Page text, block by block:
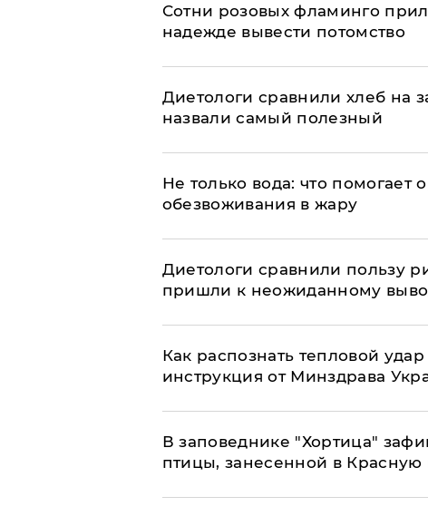
Сотни розовых фламинго
надежде вывести потомство
Диетологи сравнили хлеб на
назвали самый полезный
Не только вода: что помогает
обезвоживания в жару
Диетологи сравнили пользу
пришли к неожиданному
Как распознать тепловой
инструкция от Минздрава
В заповеднике "Хортица"
птицы, занесенной в Красную